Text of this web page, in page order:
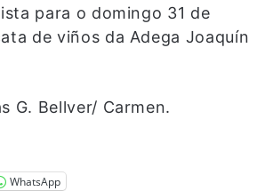
para o domingo 31 de
de viños da Adega Joaquín
G. Bellver/ Carmen.
WhatsApp